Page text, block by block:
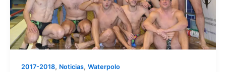
2017-2018, Noticias, Waterpolo